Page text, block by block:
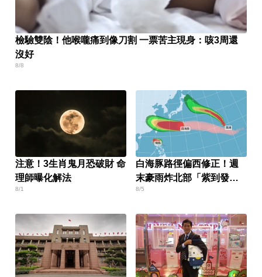
檢驗雙陰！他喉嚨痛到像刀割 一票苦主現身：咳3周還
沒好
8/8
注意！3生肖鬼月恐破財 命
理師曝化解法
8/1
白海豚路徑偏西修正！週
末豪雨炸北部「紫到發
白」
8/5